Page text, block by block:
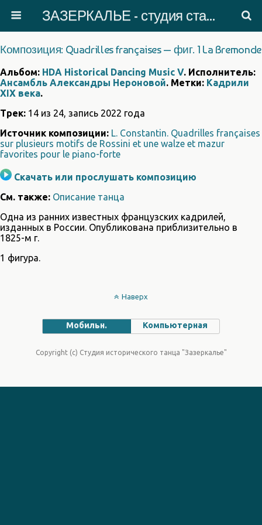
ЗАЗЕРКАЛЬЕ - студия старинного танца
Композиция: Quadrilles françaises — фиг. 1 La Bremonde
Альбом: HDA Historical Dancing Music V. Исполнитель:
Ансамбль Александры Нероновой. Метки: Кадрили
XIX века.
Трек: 14 из 24, запись 2022 года
Источник композиции: L. Constantin. Quadrilles françaises
sur plusieurs motifs de Rossini et une walze et mazur
favorites pour le piano-forte
Скачать или прослушать композицию
См. также: Описание танца
Одна из ранних известных французских кадрилей,
изданных в России. Опубликована приблизительно в
1825-м г.
1 фигура.
Наверх
Мобильн. Компьютерная
Copyright (c) Студия исторического танца "Зазеркалье"